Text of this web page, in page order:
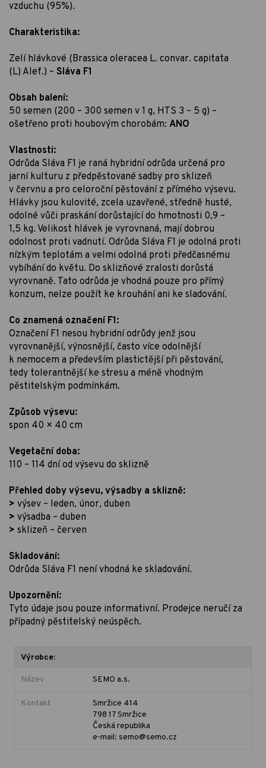
vzduchu (95%).
Charakteristika:
Zelí hlávkové (Brassica oleracea L. convar. capitata
(L) Alef.) – Sláva F1
Obsah balení:
50 semen (200 – 300 semen v 1 g, HTS 3 – 5 g) –
ošetřeno proti houbovým chorobám: ANO
Vlastnosti:
Odrůda Sláva F1 je raná hybridní odrůda určená pro
jarní kulturu z předpěstované sadby pro sklizeň
v červnu a pro celoroční pěstování z přímého výsevu.
Hlávky jsou kulovité, zcela uzavřené, středně husté,
odolné vůči praskání dorůstající do hmotnosti 0,9 –
1,5 kg. Velikost hlávek je vyrovnaná, mají dobrou
odolnost proti vadnutí. Odrůda Sláva F1 je odolná proti
nízkým teplotám a velmi odolná proti předčasnému
vybíhání do květu. Do sklizňové zralosti dorůstá
vyrovnaně. Tato odrůda je vhodná pouze pro přímý
konzum, nelze použít ke krouhání ani ke sladování.
Co znamená označení F1:
Označení F1 nesou hybridní odrůdy jenž jsou
vyrovnanější, výnosnější, často více odolnější
k nemocem a především plastictější při pěstování,
tedy tolerantnější ke stresu a méně vhodným
pěstitelským podmínkám.
Způsob výsevu:
spon 40 × 40 cm
Vegetační doba:
110 – 114 dní od výsevu do sklizně
Přehled doby výsevu, výsadby a sklizně:
> výsev – leden, únor, duben
> výsadba – duben
> sklizeň – červen
Skladování:
Odrůda Sláva F1 není vhodná ke skladování.
Upozornění:
Tyto údaje jsou pouze informativní. Prodejce neručí za
případný pěstitelský neúspěch.
Výrobce:
Název SEMO a.s.
Kontakt
Smržice 414
798 17 Smržice
Česká republika
e-mail: semo@semo.cz